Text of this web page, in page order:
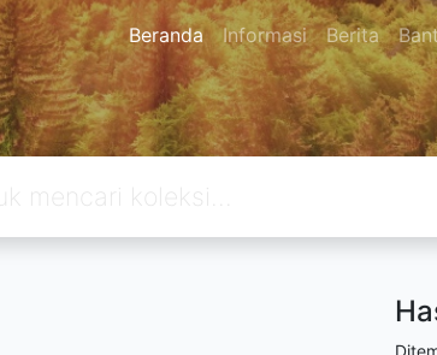
Beranda Informasi Berita